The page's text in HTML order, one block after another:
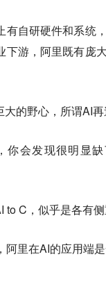
有自研硬件和系统
游，阿里既有庞
的野心，所谓AI再
你会发现很明显
C，似乎是各有侧
里在AI的应用端